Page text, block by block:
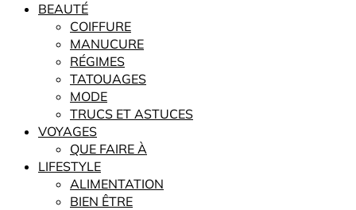
BEAUTÉ
COIFFURE
MANUCURE
RÉGIMES
TATOUAGES
MODE
TRUCS ET ASTUCES
VOYAGES
QUE FAIRE À
LIFESTYLE
ALIMENTATION
BIEN ÊTRE